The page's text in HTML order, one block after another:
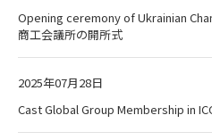
Opening ceremony of Ukrainian
商工会議所の開所式
2025年07月28日
Cast Global Group Membership in